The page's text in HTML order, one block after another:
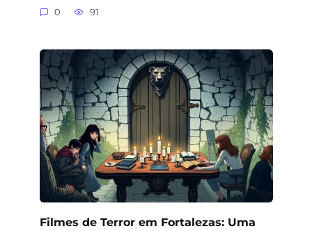
0 91
Filmes de Terror em Fortalezas: Uma